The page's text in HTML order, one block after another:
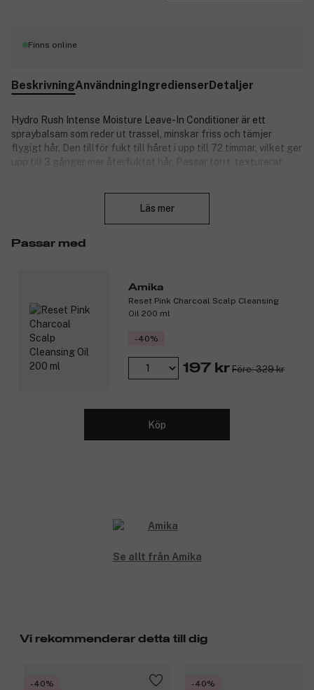
Finns online
BeskrivningAnvändningIngredienserDetaljer
Hydro Rush Intense Moisture Leave-In Conditioner är ett
spraybalsam som reder ut trassel, minskar friss och tämjer
flygigt hår. Den tillför fukt till håret i upp till 72 timmar, vilket ger
upp till 3 gånger mer återfuktat hår. Passar torrt, texturerat
Berikad med naturliga extrakt av:
Hyaluronsyra som hjälper torrt hår att dra till sig fukt från
samtidigt som hårets
smidighet återställs.
Polyglutaminsyra som förbättrar hårets förmåga att
behålla fukt.
Biologiskt fermenterat kokosvatten som innehåller olika
elektrolyter, monolaurin, laurinsyra och växthormoner som
aminosyror samt vitamin A och betakaroten.
Läs mer
Passar med
Amika
Reset Pink Charcoal Scalp Cleansing
Oil 200 ml
-40%
197 kr Före: 329 kr
Köp
Se allt från Amika
Vi rekommenderar detta till dig
-40% -40%